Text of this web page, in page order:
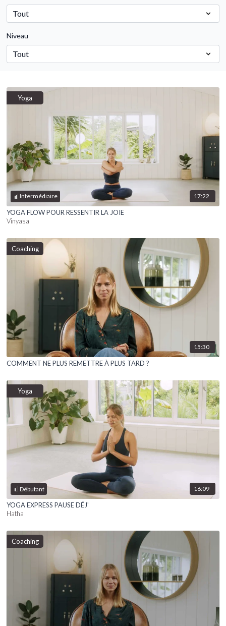
Niveau
Intermédiaire
Yoga
17:22
YOGA FLOW POUR RESSENTIR LA JOIE
Vinyasa
Coaching
15:30
COMMENT NE PLUS REMETTRE À PLUS TARD ?
Débutant
Yoga
16:09
YOGA EXPRESS PAUSE DÉJ'
Hatha
Coaching